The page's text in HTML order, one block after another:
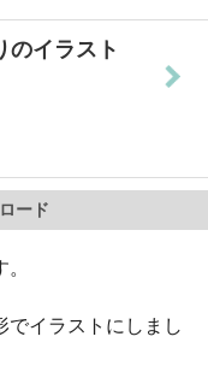
のイラスト
ード
でイラストにしまし